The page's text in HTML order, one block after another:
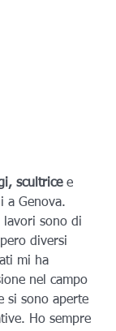
scultrice e
a Genova.
lavori sono di
diversi
mi ha
nel campo
si sono aperte
Ho sempre